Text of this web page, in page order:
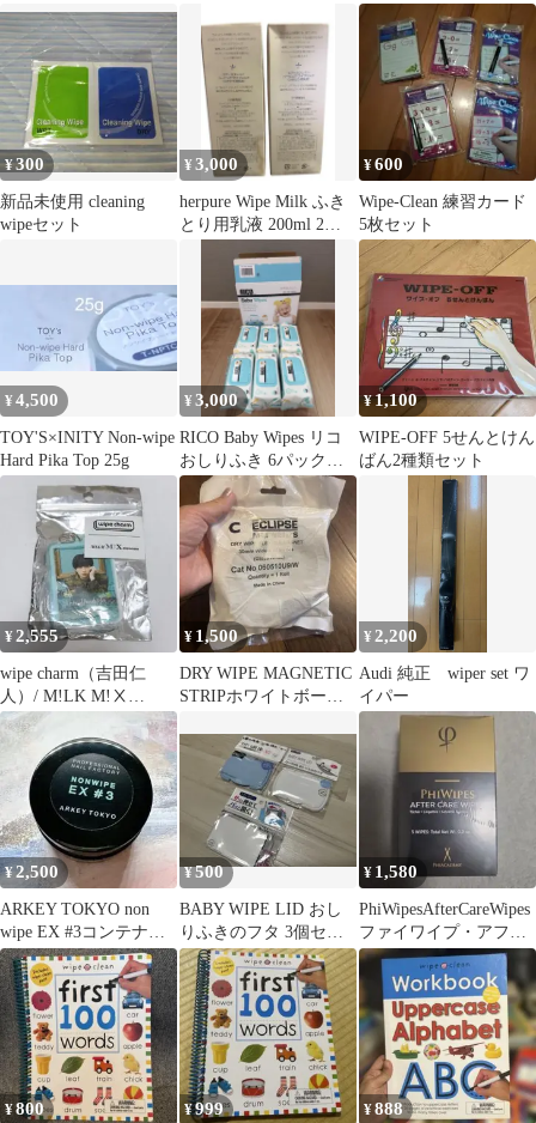
ワイプ 痛ネイル カラー
ジェル ジェルネイル カ
ラー ポリッシュ ネイル
ジェル アートジェル ジ
ェルネイル用品 爪 ジェ
ルネイルアート ネイル
工房【no wipe★痛ライ
ナー 全20色セット】
コートジェル˖⟡
¥300
新品未使用 cleaning
wipeセット
¥3,000
herpure Wipe Milk ふき
とり用乳液 200ml 2個
¥600
Wipe-Clean 練習カード
5枚セット
¥4,500
TOY'S×INITY Non-wipe
Hard Pika Top 25g
¥3,000
RICO Baby Wipes リコ
おしりふき 6パックセ
ット
¥1,100
WIPE-OFF 5せんとけん
ばん2種類セット
¥2,555
wipe charm（吉田仁
人）/ M!LK M!Ⅹ
museum キーホルダー
¥ 1,500
DRY WIPE MAGNETIC
STRIPホワイトボード
¥ 2,200
Audi 純正 wiper set ワ
イパー
¥2,500
ARKEY TOKYO non
wipe EX #3コンテナ
15g 新品
¥500
BABY WIPE LID おし
りふきのフタ 3個セッ
ト
¥ 1,580
PhiWipesAfterCareWipes
ファイワイプ・アフタ
ーケアワイプ新品
¥800 ¥999 ¥888